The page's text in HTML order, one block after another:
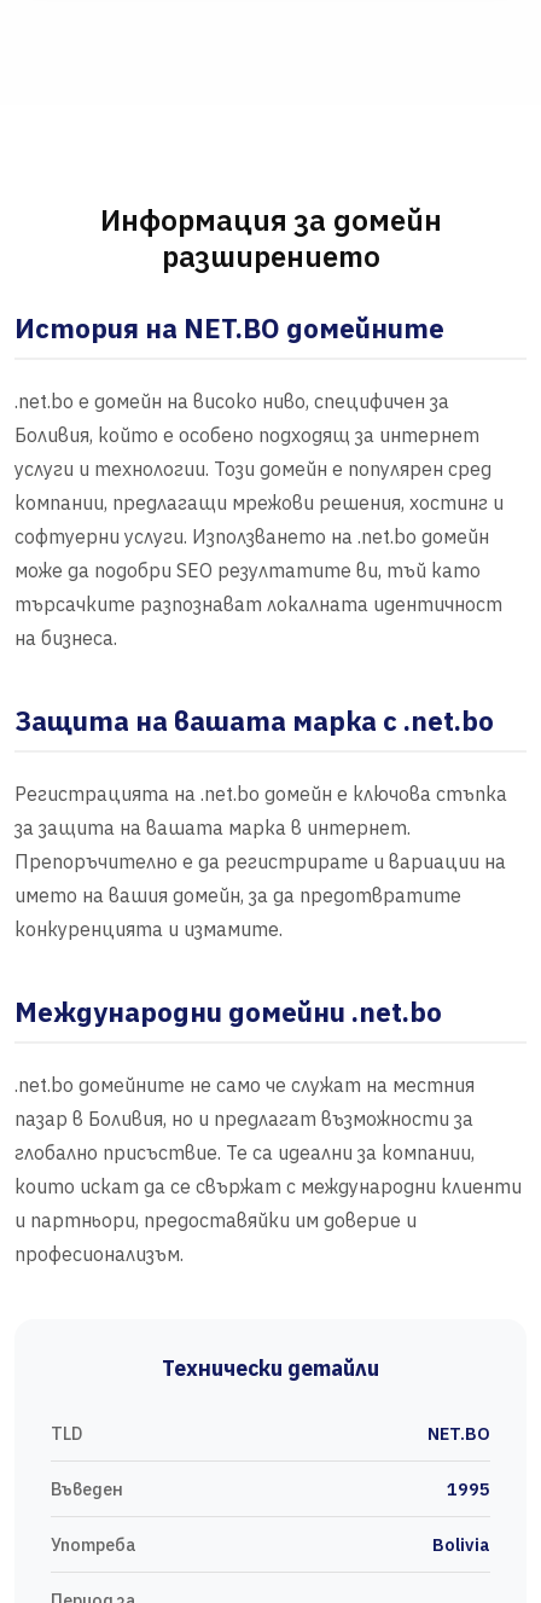
Информация за домейн
разширението
История на NET.BO домейните
.net.bo е домейн на високо ниво, специфичен за
Боливия, който е особено подходящ за интернет
услуги и технологии. Този домейн е популярен сред
компании, предлагащи мрежови решения, хостинг и
софтуерни услуги. Използването на .net.bo домейн
може да подобри SEO резултатите ви, тъй като
търсачките разпознават локалната идентичност
на бизнеса.
Защита на вашата марка с .net.bo
Регистрацията на .net.bo домейн е ключова стъпка
за защита на вашата марка в интернет.
Препоръчително е да регистрирате и вариации на
името на вашия домейн, за да предотвратите
конкуренцията и измамите.
Международни домейни .net.bo
.net.bo домейните не само че служат на местния
пазар в Боливия, но и предлагат възможности за
глобално присъствие. Те са идеални за компании,
които искат да се свържат с международни клиенти
и партньори, предоставяйки им доверие и
професионализъм.
Технически детайли
TLD NET.BO
Въведен 1995
Употреба Bolivia